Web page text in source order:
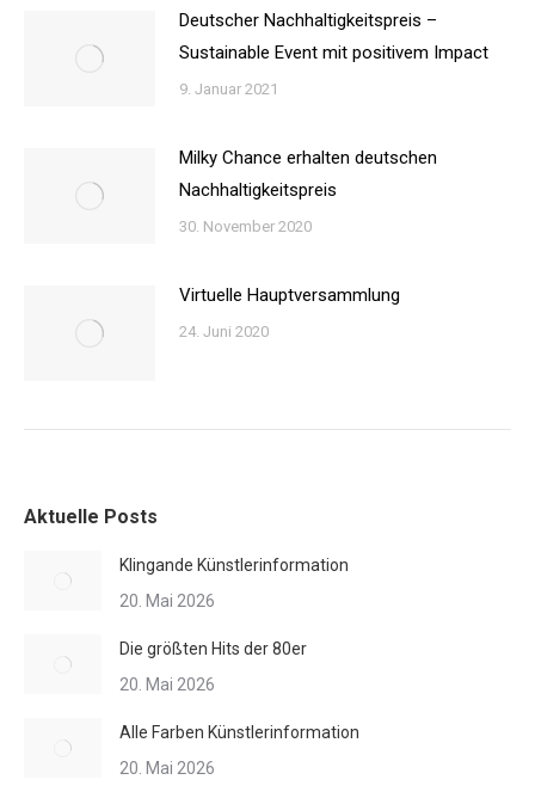
Deutscher Nachhaltigkeitspreis –
Sustainable Event mit positivem Impact
9. Januar 2021
Milky Chance erhalten deutschen
Nachhaltigkeitspreis
30. November 2020
Virtuelle Hauptversammlung
24. Juni 2020
Aktuelle Posts
Klingande Künstlerinformation
20. Mai 2026
Die größten Hits der 80er
20. Mai 2026
Alle Farben Künstlerinformation
20. Mai 2026